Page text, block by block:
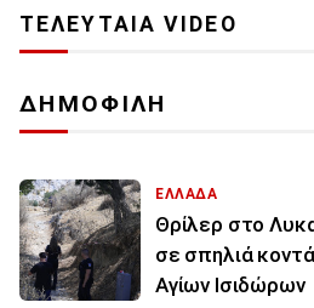
ΤΕΛΕΥΤΑΙΑ VIDEO
ΔΗΜΟΦΙΛΗ
ΕΛΛΑΔΑ
Θρίλερ στο
σε σπηλιά
Αγίων Ισιδώρων